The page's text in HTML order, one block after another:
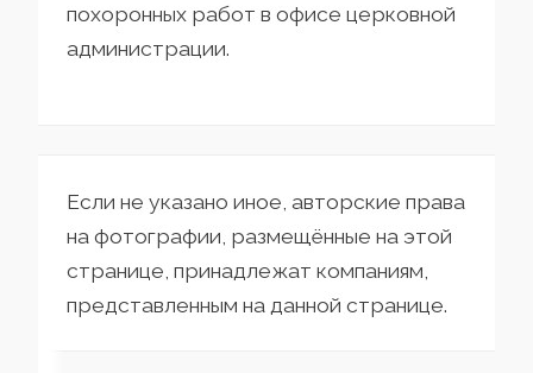
похоронных работ в офисе церковной
администрации.
Если не указано иное, авторские права
на фотографии, размещённые на этой
странице, принадлежат компаниям,
представленным на данной странице.